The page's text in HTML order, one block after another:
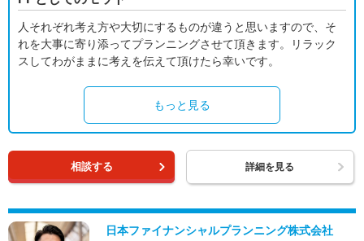
人それぞれ考え方や大切にするものが違うと思いますので、そ
れを大事に寄り添ってプランニングさせて頂きます。リラック
スしてわがままに考えを伝えて頂けたら幸いです。
もっと見る
相談する 詳細を見る
日本ファイナンシャルプランニング株式会社